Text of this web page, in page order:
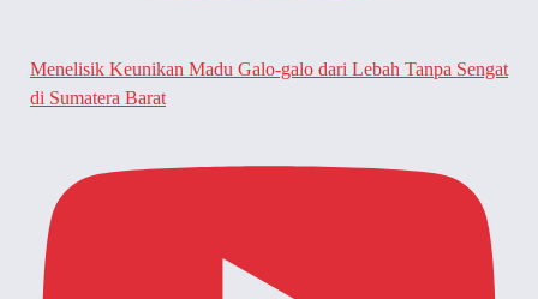
Menelisik Keunikan Madu Galo-galo dari Lebah Tanpa Sengat
di Sumatera Barat